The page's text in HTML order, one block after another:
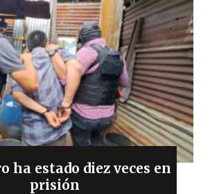
ha estado diez veces en
prisión